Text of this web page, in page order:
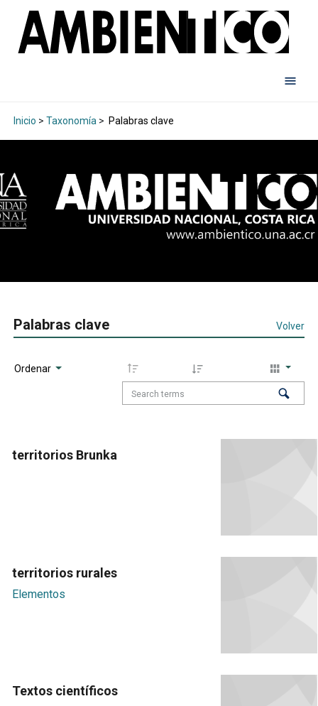
Inicio > Taxonomía > Palabras clave
Palabras clave Volver
Ordenar
territorios Brunka
territorios rurales
Elementos
Textos científicos